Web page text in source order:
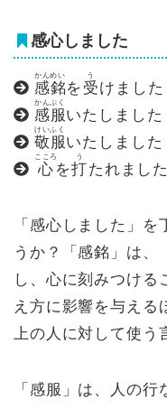
感心しました
感銘
かんめい
を 受
う
けました
感服
かんぷく
いたしました
敬服
けいふく
いたしました
心
こころ
を打
う
たれました
「感心しました」
うか？「感銘」は、
し、心に刻みつける
え方に影響を与える
上の人に対して使う
「感服」は、人の